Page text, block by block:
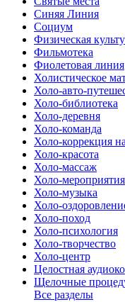
Синяя Линия
Социум
Физическая
Фильмотека
Фиолетовая линия
Холистическое
Холо-авто-
Холо-библиотека
Холо-деревня
Холо-команда
Холо-коррекция
Холо-красота
Холо-массаж
Холо-мероприятия
Холо-музыка
Холо-
Холо-поход
Холо-психология
Холо-творчество
Холо-центр
Целостная
Щелочные
Все разделы